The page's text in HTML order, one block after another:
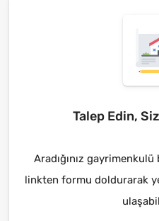
Talep Edin,
Aradığınız gayrimenkulü
linkten formu doldurarak